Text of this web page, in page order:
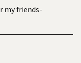
my friends-